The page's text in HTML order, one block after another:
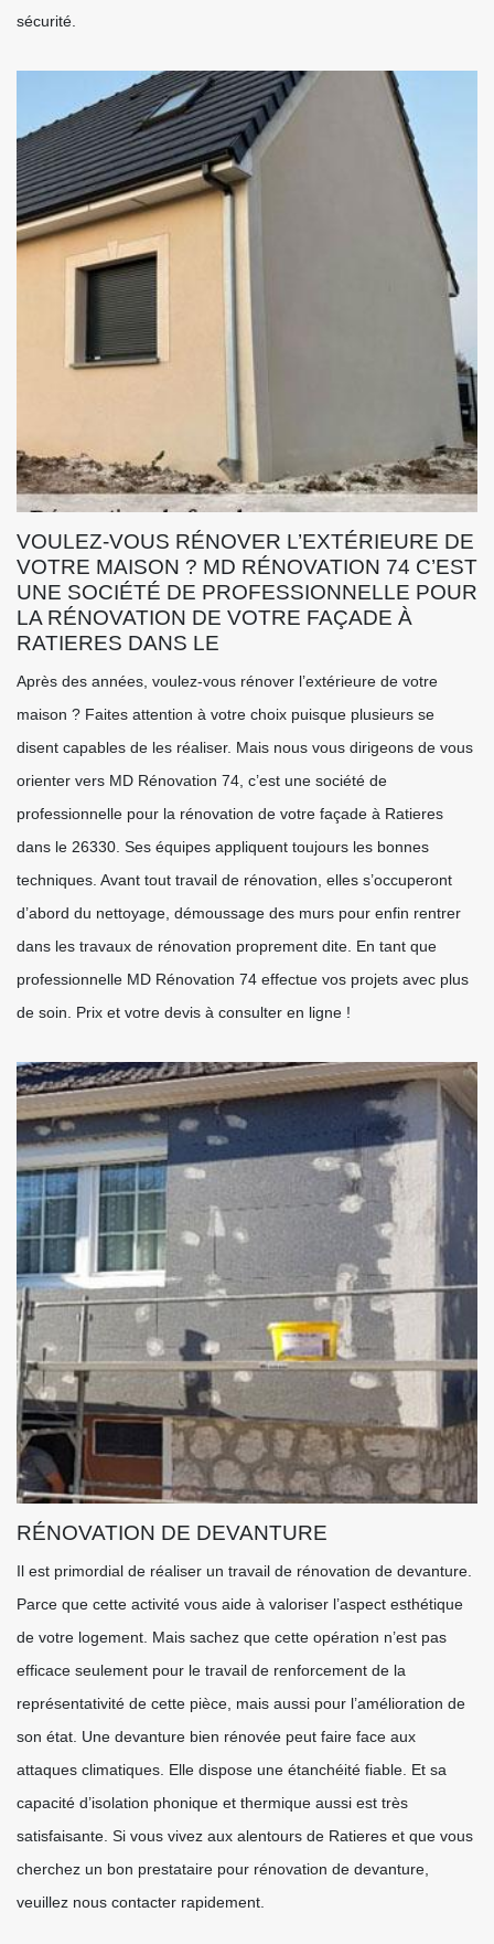
sécurité.
VOULEZ-VOUS RÉNOVER L’EXTÉRIEURE DE
VOTRE MAISON ? MD RÉNOVATION 74 C’EST
UNE SOCIÉTÉ DE PROFESSIONNELLE POUR
LA RÉNOVATION DE VOTRE FAÇADE À
RATIERES DANS LE
Après des années, voulez-vous rénover l’extérieure de votre
maison ? Faites attention à votre choix puisque plusieurs se
disent capables de les réaliser. Mais nous vous dirigeons de vous
orienter vers MD Rénovation 74, c’est une société de
professionnelle pour la rénovation de votre façade à Ratieres
dans le 26330. Ses équipes appliquent toujours les bonnes
techniques. Avant tout travail de rénovation, elles s’occuperont
d’abord du nettoyage, démoussage des murs pour enfin rentrer
dans les travaux de rénovation proprement dite. En tant que
professionnelle MD Rénovation 74 effectue vos projets avec plus
de soin. Prix et votre devis à consulter en ligne !
RÉNOVATION DE DEVANTURE
Il est primordial de réaliser un travail de rénovation de devanture.
Parce que cette activité vous aide à valoriser l’aspect esthétique
de votre logement. Mais sachez que cette opération n’est pas
efficace seulement pour le travail de renforcement de la
représentativité de cette pièce, mais aussi pour l’amélioration de
son état. Une devanture bien rénovée peut faire face aux
attaques climatiques. Elle dispose une étanchéité fiable. Et sa
capacité d’isolation phonique et thermique aussi est très
satisfaisante. Si vous vivez aux alentours de Ratieres et que vous
cherchez un bon prestataire pour rénovation de devanture,
veuillez nous contacter rapidement.